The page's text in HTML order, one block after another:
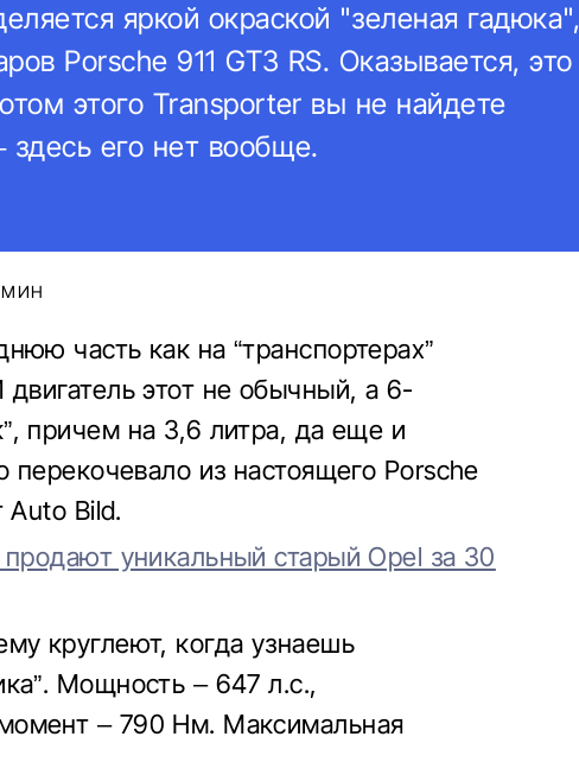
яркой окраской "зеленая гадюка",
Porsche 911 GT3 RS. Оказывается, это
этого Transporter вы не найдете
здесь его нет вообще.
МИН
часть как на “транспортерах”
этот не обычный, а 6-
причем на 3,6 литра, да еще и
перекочевало из настоящего Porsche
Auto Bild.
уникальный старый Opel за 30
круглеют, когда узнаешь
Мощность – 647 л.с.,
– 790 Нм. Максимальная